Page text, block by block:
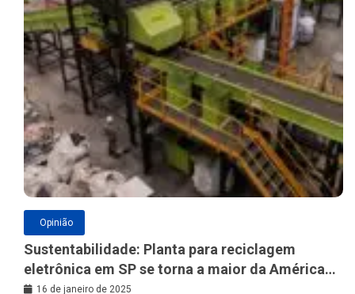
Opinião
Sustentabilidade: Planta para reciclagem
eletrônica em SP se torna a maior da América
Latina
16 de janeiro de 2025